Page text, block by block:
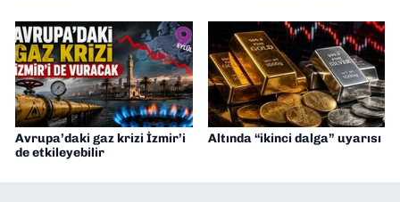
Avrupa’daki gaz krizi İzmir’i
de etkileyebilir
Altında “ikinci dalga” uyarısı